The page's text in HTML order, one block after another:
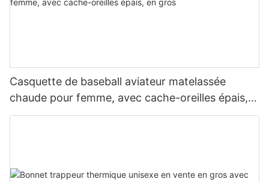
Casquette de baseball aviateur matelassée
chaude pour femme, avec cache-oreilles épais,
en gros